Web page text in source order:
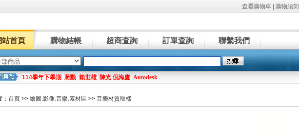
查看購物車 購物須知
站首頁 購物結帳 超商査詢 訂單查詢 聯繫我們
114學年下學期 蔣勳 賴世雄 陳光 倪海廈 Autodesk
首頁 >> 繪圖.影像.音樂.素材區 >> 音樂材質取樣